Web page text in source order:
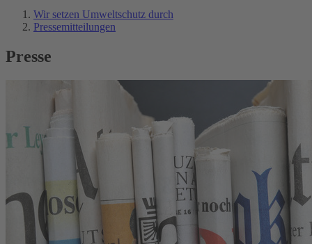
Wir setzen Umweltschutz durch
Pressemitteilungen
Presse